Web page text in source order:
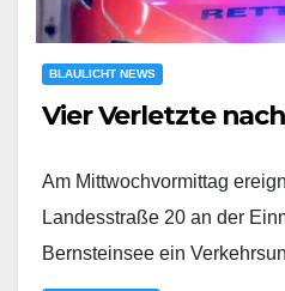
BLAULICHT NEWS
Vier Verletzte
Am Mittwochvormittag
Landesstraße 20 an der
Bernsteinsee ein